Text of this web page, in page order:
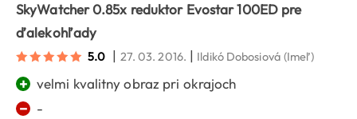
SkyWatcher 0.85x reduktor Evostar 100ED pre
ďalekohľady
5.0 | 27. 03. 2016. | Ildikó Dobosiová (Imeľ)
+ velmi kvalitny obraz pri okrajoch
−
-